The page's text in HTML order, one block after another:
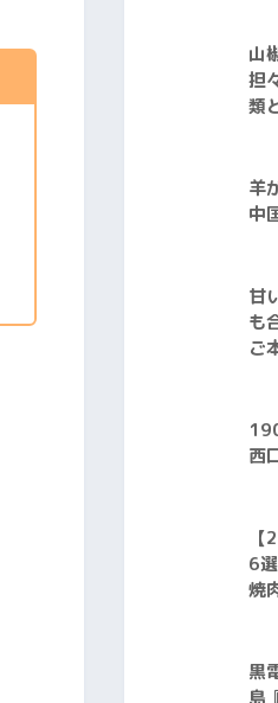
山
担
類
羊
中
甘
も
ご
西
6
焼
黒